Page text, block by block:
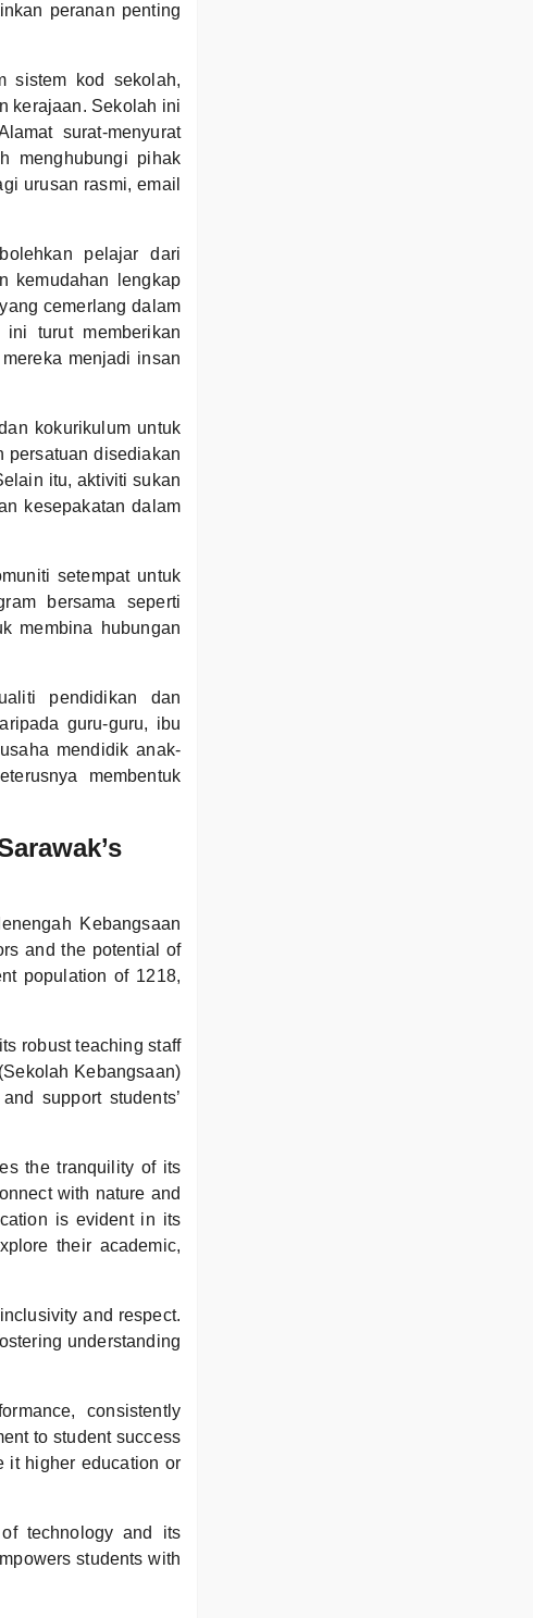
peranan penting
sistem kod sekolah,
kerajaan. Sekolah ini
surat-menyurat
menghubungi pihak
urusan rasmi, email
pelajar dari
kemudahan lengkap
cemerlang dalam
ini turut memberikan
menjadi insan
kokurikulum untuk
persatuan disediakan
itu, aktiviti sukan
kesepakatan dalam
setempat untuk
bersama seperti
membina hubungan
pendidikan dan
guru-guru, ibu
mendidik anak-
membentuk
Kebangsaan
and the potential of
population of 1218,
robust teaching staff
Kebangsaan)
support students’
the tranquility of its
with nature and
is evident in its
their academic,
and respect.
understanding
consistently
to student success
it higher education or
technology and its
students with